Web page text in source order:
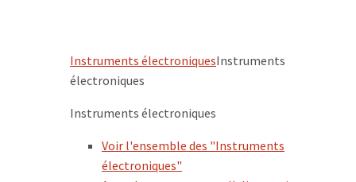
Instruments électroniquesInstruments
électroniques
Instruments électroniques
Voir l'ensemble des "Instruments
électroniques"